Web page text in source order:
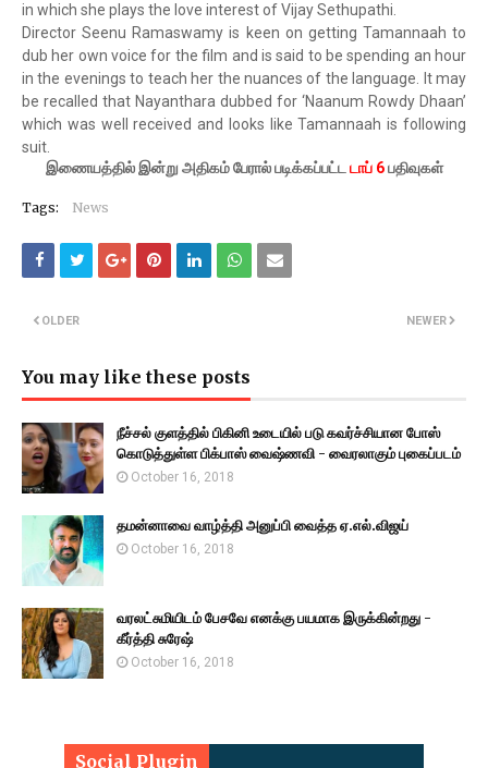
in which she plays the love interest of Vijay Sethupathi.
Director Seenu Ramaswamy is keen on getting Tamannaah to
dub her own voice for the film and is said to be spending an hour
in the evenings to teach her the nuances of the language. It may
be recalled that Nayanthara dubbed for ‘Naanum Rowdy Dhaan’
which was well received and looks like Tamannaah is following
suit.
இணையத்தில் இன்று அதிகம் பேரால் படிக்கப்பட்ட டாப் 6பதிவுகள்
Tags: News
NEWER
OLDER
You may like these posts
நீச்சல் குளத்தில் பிகினி உடையில் படு கவர்ச்சியான போஸ்
கொடுத்துள்ள பிக்பாஸ் வைஷ்ணவி - வைரலாகும் புகைப்படம்
October 16, 2018
தமன்னாவை வாழ்த்தி அனுப்பி வைத்த ஏ.எல்.விஜய்
October 16, 2018
வரலட்சுமியிடம் பேசவே எனக்கு பயமாக இருக்கின்றது -
கீர்த்தி சுரேஷ்
October 16, 2018
Social Plugin